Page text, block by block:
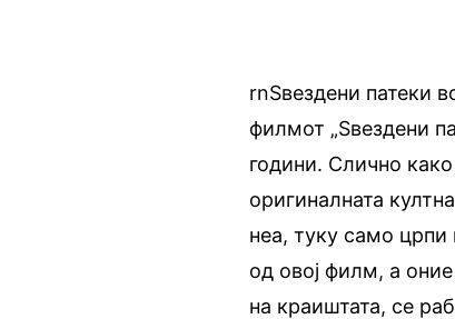
rnЅвездени патеки
филмот „Ѕвездени
години. Слично
оригиналната
неа, туку само црпи
од овој филм, а
на краиштата, се